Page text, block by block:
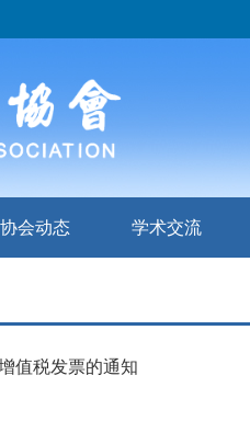
协会动态 学术交流
值税发票的通知